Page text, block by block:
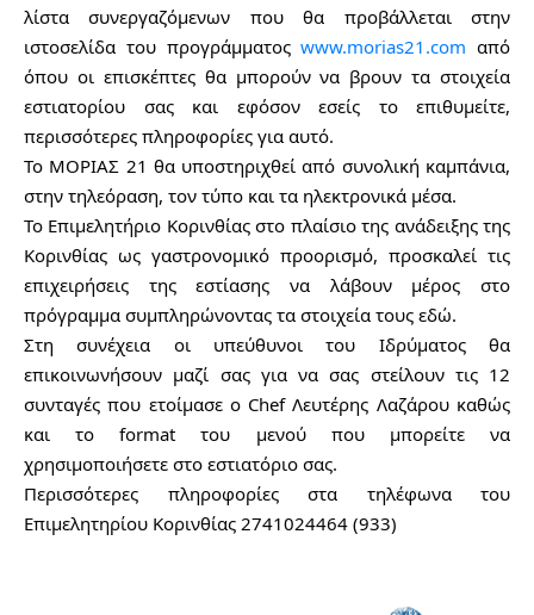
λίστα συνεργαζόμενων που θα προβάλλεται στην
ιστοσελίδα του προγράμματος www.morias21.com από
όπου οι επισκέπτες θα μπορούν να βρουν τα στοιχεία
εστιατορίου σας και εφόσον εσείς το επιθυμείτε,
περισσότερες πληροφορίες για αυτό.
Το ΜΟΡΙΑΣ 21 θα υποστηριχθεί από συνολική καμπάνια,
στην τηλεόραση, τον τύπο και τα ηλεκτρονικά μέσα.
Το Επιμελητήριο Κορινθίας στο πλαίσιο της ανάδειξης της
Κορινθίας ως γαστρονομικό προορισμό, προσκαλεί τις
επιχειρήσεις της εστίασης να λάβουν μέρος στο
πρόγραμμα συμπληρώνοντας τα στοιχεία τους εδώ.
Στη συνέχεια οι υπεύθυνοι του Ιδρύματος θα
επικοινωνήσουν μαζί σας για να σας στείλουν τις 12
συνταγές που ετοίμασε ο Chef Λευτέρης Λαζάρου καθώς
και το format του μενού που μπορείτε να
χρησιμοποιήσετε στο εστιατόριο σας.
Περισσότερες πληροφορίες στα τηλέφωνα του
Επιμελητηρίου Κορινθίας 2741024464 (933)